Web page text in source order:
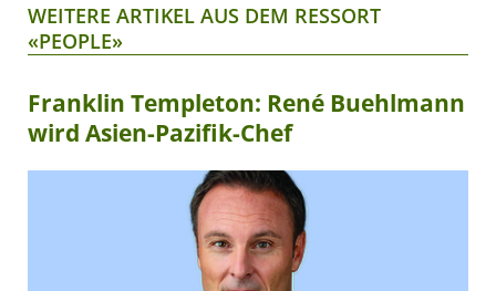
WEITERE ARTIKEL AUS DEM RESSORT
«PEOPLE»
Franklin Templeton: René Buehlmann
wird Asien-Pazifik-Chef